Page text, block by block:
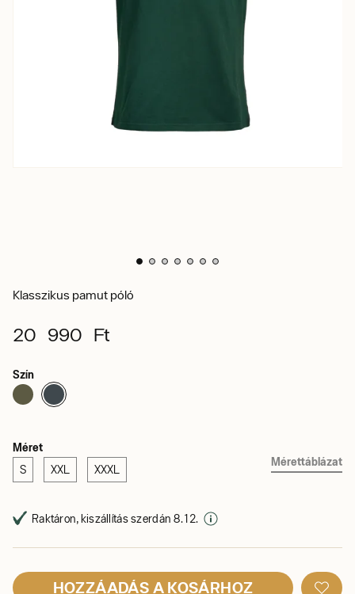
Klasszikus pamut póló
20 990 Ft
Szín
Méret
S XXL XXXL
Mérettáblázat
Raktáron, kiszállítás szerdán 8. 12.
HOZZÁADÁS A KOSÁRHOZ